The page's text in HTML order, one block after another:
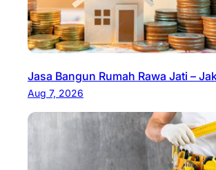
Jasa Bangun Rumah Rawa Jati –
Aug 7, 2026